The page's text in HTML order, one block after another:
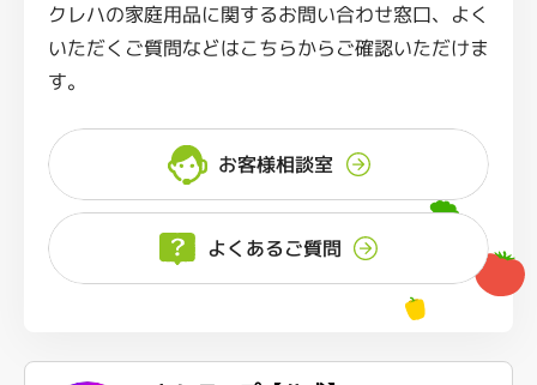
クレハの家庭用品に関するお問い合わせ窓口、よく
いただくご質問などはこちらからご確認いただけま
す。
お客様相談室
よくあるご質問